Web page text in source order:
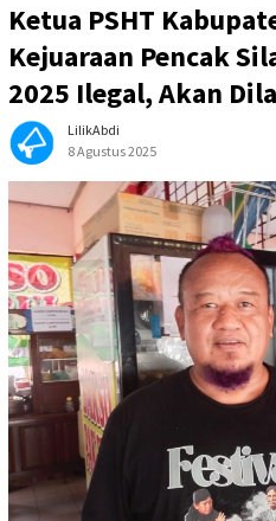
Ketua PSHT
Kejuaraan Pencak
2025 Ilegal, Akan
LilikAbdi
8 Agustus 2025